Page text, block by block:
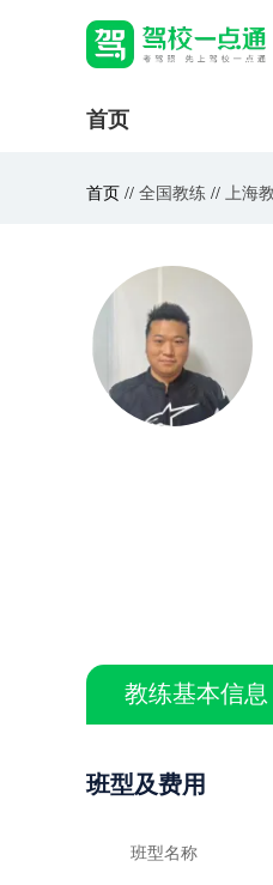
首页
首页 // 全国教练 // 上海
教练基本信息
班型及费用
班型名称